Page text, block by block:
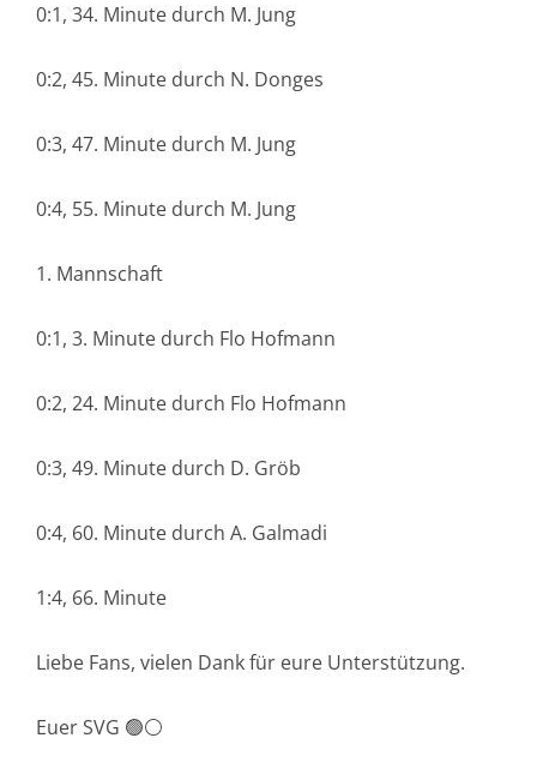
0:1, 34. Minute durch M. Jung
0:2, 45. Minute durch N. Donges
0:3, 47. Minute durch M. Jung
0:4, 55. Minute durch M. Jung
1. Mannschaft
0:1, 3. Minute durch Flo Hofmann
0:2, 24. Minute durch Flo Hofmann
0:3, 49. Minute durch D. Gröb
0:4, 60. Minute durch A. Galmadi
1:4, 66. Minute
Liebe Fans, vielen Dank für eure Unterstützung.
Euer SVG 🟢⚪️